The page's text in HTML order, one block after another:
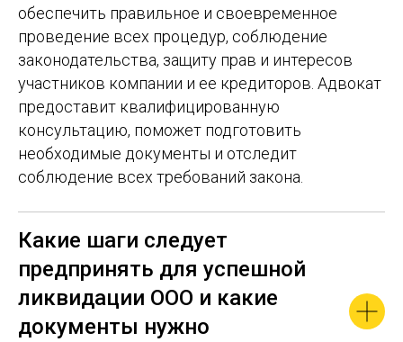
обеспечить правильное и своевременное
проведение всех процедур, соблюдение
законодательства, защиту прав и интересов
участников компании и ее кредиторов. Адвокат
предоставит квалифицированную
консультацию, поможет подготовить
необходимые документы и отследит
соблюдение всех требований закона.
Какие шаги следует
предпринять для успешной
ликвидации ООО и какие
документы нужно